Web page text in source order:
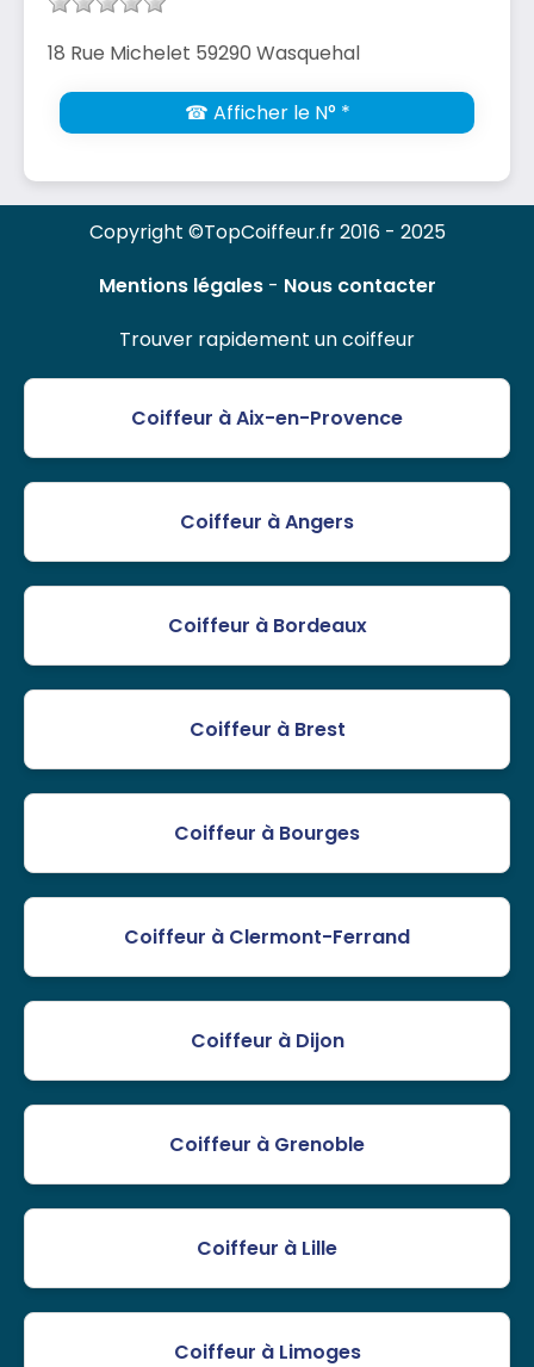
18 Rue Michelet 59290 Wasquehal
☎ Afficher le N° *
Copyright ©TopCoiffeur.fr 2016 - 2025
Mentions légales- Nous contacter
Trouver rapidement un coiffeur
Coiffeur à Aix-en-Provence
Coiffeur à Angers
Coiffeur à Bordeaux
Coiffeur à Brest
Coiffeur à Bourges
Coiffeur à Clermont-Ferrand
Coiffeur à Dijon
Coiffeur à Grenoble
Coiffeur à Lille
Coiffeur à Limoges